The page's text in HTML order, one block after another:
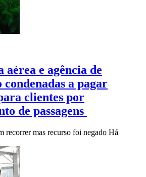
aérea e agência de
condenadas a pagar
clientes por
de passagens
recorrer mas recurso foi negado Há